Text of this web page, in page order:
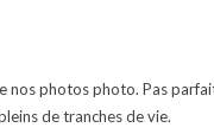
nos photos photo. Pas
de tranches de vie.